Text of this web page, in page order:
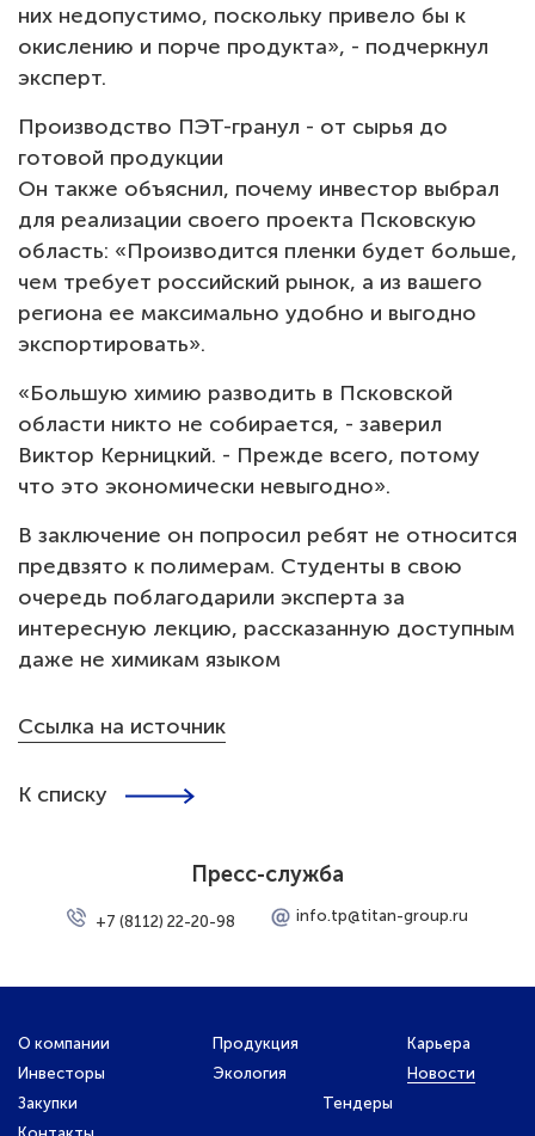
них недопустимо, поскольку привело бы к
окислению и порче продукта», - подчеркнул
эксперт.
Производство ПЭТ-гранул - от сырья до
готовой продукции
Он также объяснил, почему инвестор выбрал
для реализации своего проекта Псковскую
область: «Производится пленки будет больше,
чем требует российский рынок, а из вашего
региона ее максимально удобно и выгодно
экспортировать».
«Большую химию разводить в Псковской
области никто не собирается, - заверил
Виктор Керницкий. - Прежде всего, потому
что это экономически невыгодно».
В заключение он попросил ребят не относится
предвзято к полимерам. Студенты в свою
очередь поблагодарили эксперта за
интересную лекцию, рассказанную доступным
даже не химикам языком
Ссылка на источник
К списку
Пресс-служба
+7 (8112) 22-20-98 info.tp@titan-group.ru
О компании Продукция
Карьера
Инвесторы
Экология
Новости
Закупки
Тендеры